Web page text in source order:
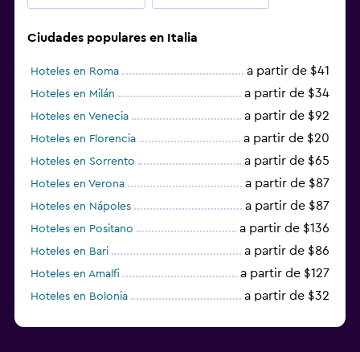
Ciudades populares en Italia
Hoteles en Roma a partir de $41
Hoteles en Milán a partir de $34
Hoteles en Venecia a partir de $92
Hoteles en Florencia a partir de $20
Hoteles en Sorrento a partir de $65
Hoteles en Verona a partir de $87
Hoteles en Nápoles a partir de $87
Hoteles en Positano a partir de $136
Hoteles en Bari a partir de $86
Hoteles en Amalfi a partir de $127
Hoteles en Bolonia a partir de $32